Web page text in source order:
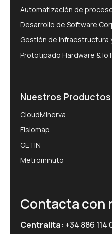
Automatización de
Desarrollo de Software
Gestión de Infraestructura
Prototipado Hardware & IoT
Nuestros Productos
CloudMinerva
Fisiomap
GETIN
Metrominuto
Contacta con
Centralita: +34 886 114